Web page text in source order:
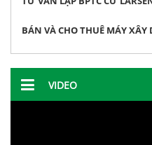
BÁN VÀ CHO THUÊ MÁY XÂY
VIDEO